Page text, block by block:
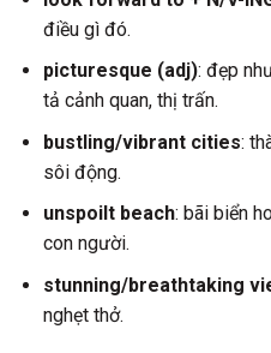
điều gì đó.
picturesque (adj): đẹp
tả cảnh quan, thị trấn.
bustling/vibrant cities:
sôi động.
unspoilt beach: bãi biển
con người.
stunning/breathtaking
nghẹt thở.